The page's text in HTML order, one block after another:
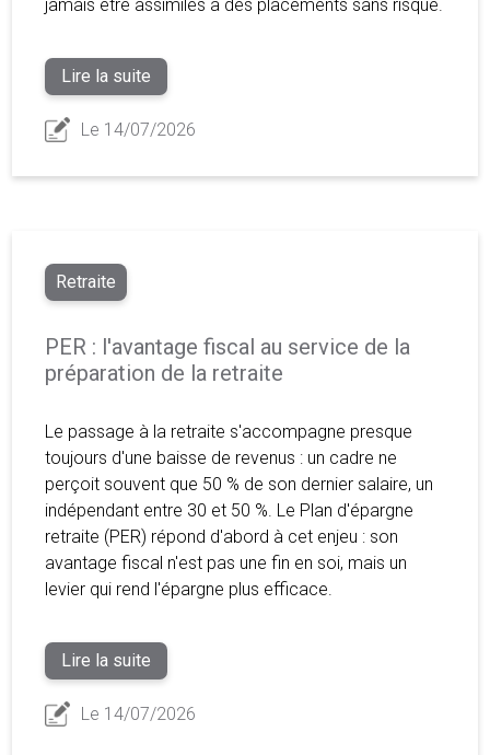
jamais être assimilés à des placements sans risque.
Lire la suite
Le 14/07/2026
Retraite
PER : l'avantage fiscal au service de la
préparation de la retraite
Le passage à la retraite s'accompagne presque
toujours d'une baisse de revenus : un cadre ne
perçoit souvent que 50 % de son dernier salaire, un
indépendant entre 30 et 50 %. Le Plan d'épargne
retraite (PER) répond d'abord à cet enjeu : son
avantage fiscal n'est pas une fin en soi, mais un
levier qui rend l'épargne plus efficace.
Lire la suite
Le 14/07/2026